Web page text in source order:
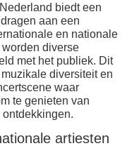
biedt een
aan een
en nationale
diverse
met het publiek. Dit
diversiteit en
waar
te genieten van
artiesten